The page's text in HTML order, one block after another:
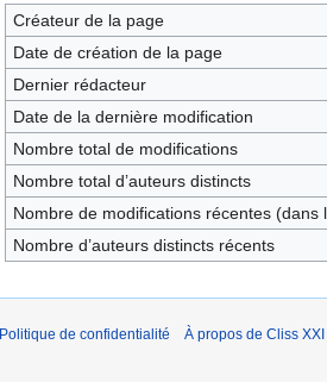
Créateur de la page
Date de création de la page
Dernier rédacteur
Date de la dernière modification
Nombre total de modifications
Nombre total d’auteurs distincts
Nombre de modifications récentes (dans
Nombre d’auteurs distincts récents
Politique de confidentialité À propos de Cliss XXI